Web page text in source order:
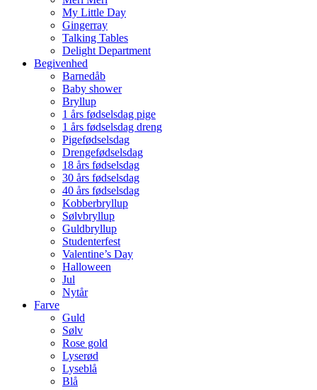
My Little Day
Gingerray
Talking Tables
Delight Department
Begivenhed
Barnedåb
Baby shower
Bryllup
1 års fødselsdag pige
1 års fødselsdag dreng
Pigefødselsdag
Drengefødselsdag
18 års fødselsdag
30 års fødselsdag
40 års fødselsdag
Kobberbryllup
Sølvbryllup
Guldbryllup
Studenterfest
Valentine’s Day
Halloween
Jul
Nytår
Farve
Guld
Sølv
Rose gold
Lyserød
Lyseblå
Blå